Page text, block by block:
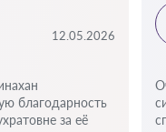
12.05.2026
благодарность
за её